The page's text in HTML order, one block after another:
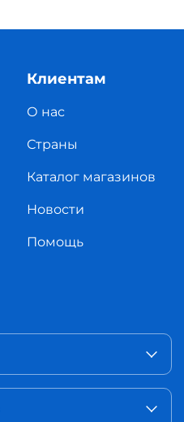
Клиентам
О нас
Страны
Каталог магазинов
Новости
Помощь